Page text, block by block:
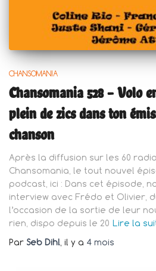
CHANSOMANIA
Chansomania 528 – Volo
plein de zics dans ton
chanson
Après la diffusion sur les 60
Chansomania, le tout nouvel
podcast, ici : Dans cet épisode,
interview avec Frédo et Olivier,
l’occasion de la sortie de leur
rien, dispo depuis le 20 Lire la
Par Seb Dihl, il y a 4 mois